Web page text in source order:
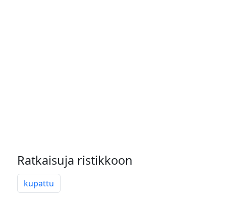
Ratkaisuja ristikkoon
kupattu